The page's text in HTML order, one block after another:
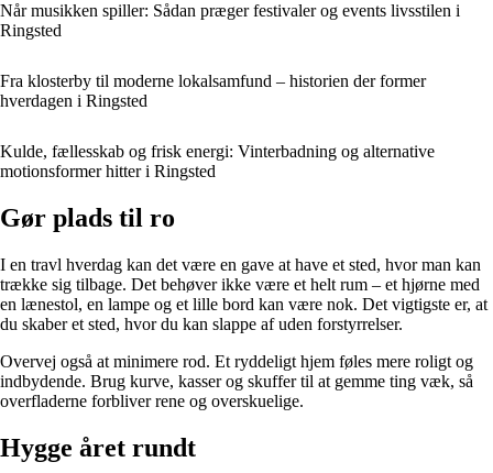
Når musikken spiller: Sådan præger festivaler og events livsstilen i
Ringsted
Fra klosterby til moderne lokalsamfund – historien der former
hverdagen i Ringsted
Kulde, fællesskab og frisk energi: Vinterbadning og alternative
motionsformer hitter i Ringsted
Gør plads til ro
I en travl hverdag kan det være en gave at have et sted, hvor man kan
trække sig tilbage. Det behøver ikke være et helt rum – et hjørne med
en lænestol, en lampe og et lille bord kan være nok. Det vigtigste er, at
du skaber et sted, hvor du kan slappe af uden forstyrrelser.
Overvej også at minimere rod. Et ryddeligt hjem føles mere roligt og
indbydende. Brug kurve, kasser og skuffer til at gemme ting væk, så
overfladerne forbliver rene og overskuelige.
Hygge året rundt